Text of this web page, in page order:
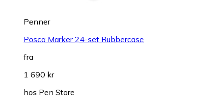
Penner
Posca Marker 24-set Rubbercase
fra
1 690 kr
hos Pen Store